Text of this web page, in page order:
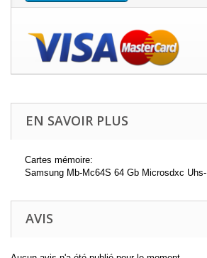
EN SAVOIR PLUS
Cartes mémoire:
Samsung Mb-Mc64S 64 Gb Microsdxc Uhs-I
AVIS